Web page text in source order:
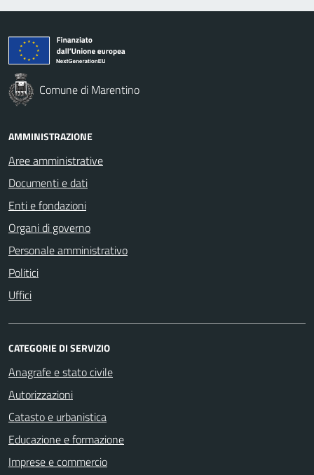
Comune di Marentino
AMMINISTRAZIONE
Aree amministrative
Documenti e dati
Enti e fondazioni
Organi di governo
Personale amministrativo
Politici
Uffici
CATEGORIE DI SERVIZIO
Anagrafe e stato civile
Autorizzazioni
Catasto e urbanistica
Educazione e formazione
Imprese e commercio